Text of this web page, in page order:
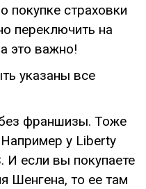
покупке страховки
переключить на
это важно!
указаны все
франшизы. Тоже
у Liberty
И если вы покупаете
Шенгена, то ее там